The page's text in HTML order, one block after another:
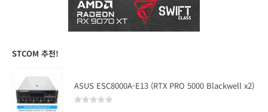
STCOM 추천!
ASUS ESC8000A-E13 (RTX PRO 5000 Blackwell x2)